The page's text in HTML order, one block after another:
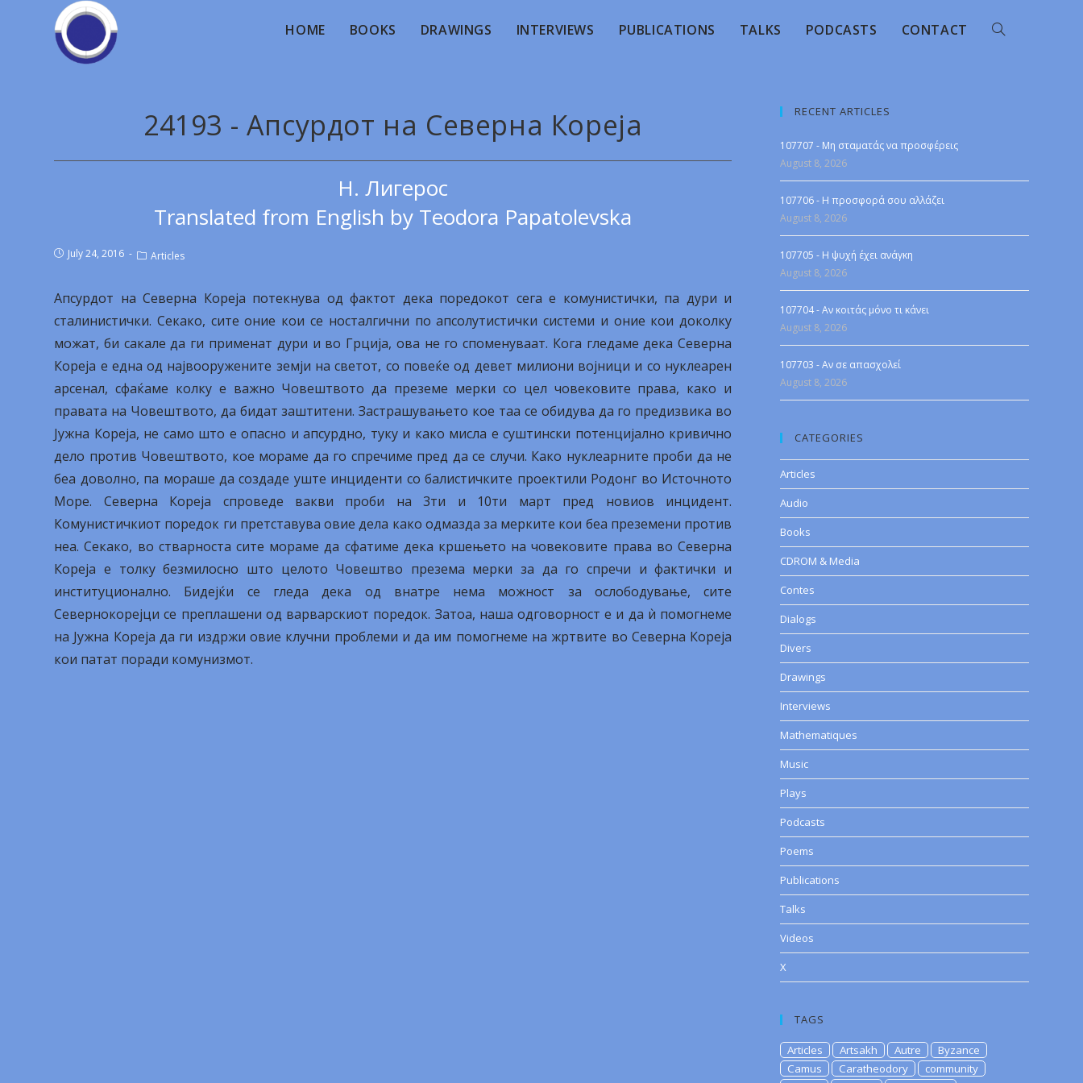
HOME BOOKS DRAWINGS INTERVIEWS PUBLICATIONS TALKS PODCASTS CONTACT
24193 - Апсурдот на Северна Кореја
Н. Лигерос
Translated from English by Teodora Papatolevska
July 24, 2016 Articles
Апсурдот на Северна Кореја потекнува од фактот дека поредокот сега е комунистички, па дури и
сталинистички. Секако, сите оние кои се носталгични по апсолутистички системи и оние кои доколку
можат, би сакале да ги применат дури и во Грција, ова не го споменуваат. Кога гледаме дека Северна
Кореја е една од највооружените земји на светот, со повеќе од девет милиони војници и со нуклеарен
арсенал, сфаќаме колку е важно Човештвото да преземе мерки со цел човековите права, како и
правата на Човештвото, да бидат заштитени. Застрашувањето кое таа се обидува да го предизвика во
Јужна Кореја, не само што е опасно и апсурдно, туку и како мисла е суштински потенцијално кривично
дело против Човештвото, кое мораме да го спречиме пред да се случи. Како нуклеарните проби да не
беа доволно, па мораше да создаде уште инциденти со балистичките проектили Родонг во Источното
Море. Северна Кореја спроведе вакви проби на 3ти и 10ти март пред новиов инцидент.
Комунистичкиот поредок ги претставува овие дела како одмазда за мерките кои беа преземени против
неа. Секако, во стварноста сите мораме да сфатиме дека кршењето на човековите права во Северна
Кореја е толку безмилосно што целото Човештво презема мерки за да го спречи и фактички и
институционално. Бидејќи се гледа дека од внатре нема можност за ослободување, сите
Севернокорејци се преплашени од варварскиот поредок. Затоа, наша одговорност е и да ѝ помогнеме
на Јужна Кореја да ги издржи овие клучни проблеми и да им помогнеме на жртвите во Северна Кореја
кои патат поради комунизмот.
RECENT ARTICLES
107707 - Μη σταματάς να προσφέρεις
August 8, 2026
107706 - Η προσφορά σου αλλάζει
August 8, 2026
107705 - Η ψυχή έχει ανάγκη
August 8, 2026
107704 - Αν κοιτάς μόνο τι κάνει
August 8, 2026
107703 - Αν σε απασχολεί
August 8, 2026
CATEGORIES
Articles
Audio
Books
CDROM & Media
Contes
Dialogs
Divers
Drawings
Interviews
Mathematiques
Music
Plays
Podcasts
Poems
Publications
Talks
Videos
X
TAGS
Articles Artsakh Autre
Byzance
Camus
Caratheodory
community